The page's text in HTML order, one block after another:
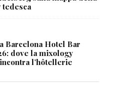
Barcelona Hotel Bar
dove la mixology
l’hôtellerie